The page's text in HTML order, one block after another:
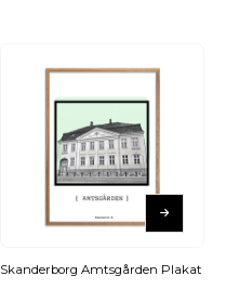
Skanderborg Amtsgården Plakat